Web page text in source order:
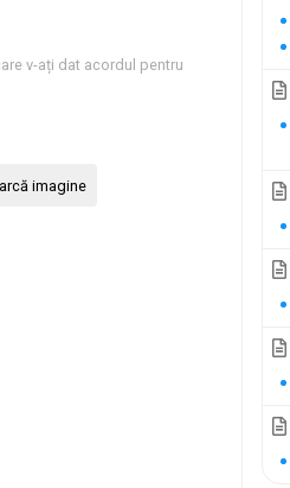
v-ați dat acordul pentru
imagine